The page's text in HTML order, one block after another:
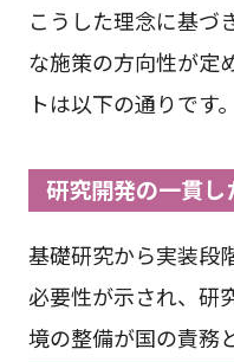
こうした理念に基づ
な施策の方向性が定
トは以下の通りです。
研究開発の一貫し
基礎研究から実装段
必要性が示され、研
境の整備が国の責務